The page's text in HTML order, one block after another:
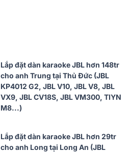
Lắp đặt dàn karaoke JBL hơn 148tr
cho anh Trung tại Thủ Đức (JBL
KP4012 G2, JBL V10, JBL V8, JBL
VX9, JBL CV18S, JBL VM300, TIYN
M8...)
Lắp đặt dàn karaoke JBL hơn 29tr
cho anh Long tại Long An (JBL